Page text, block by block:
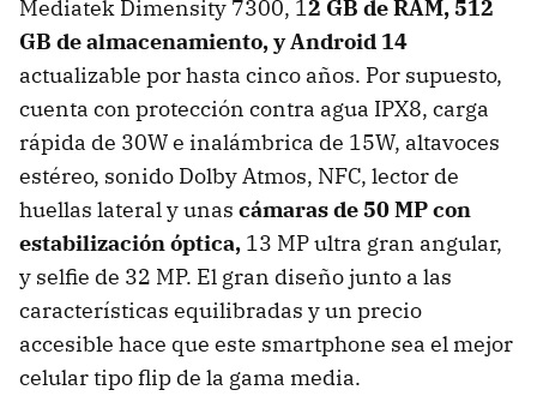
Mediatek Dimensity 7300, 12 GB de RAM, 512
GB de almacenamiento, y Android 14
actualizable por hasta cinco años. Por supuesto,
cuenta con protección contra agua IPX8, carga
rápida de 30W e inalámbrica de 15W, altavoces
estéreo, sonido Dolby Atmos, NFC, lector de
huellas lateral y unas cámaras de 50 MP con
estabilización óptica, 13 MP ultra gran angular,
y selfie de 32 MP. El gran diseño junto a las
características equilibradas y un precio
accesible hace que este smartphone sea el mejor
celular tipo flip de la gama media.